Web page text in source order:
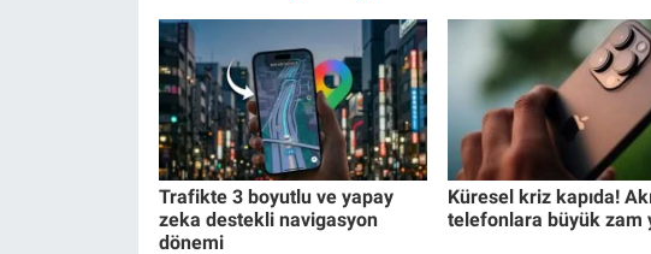
Trafikte 3 boyutlu ve yapay
zeka destekli navigasyon
dönemi
Küresel kriz kapıda!
telefonlara büyük zam